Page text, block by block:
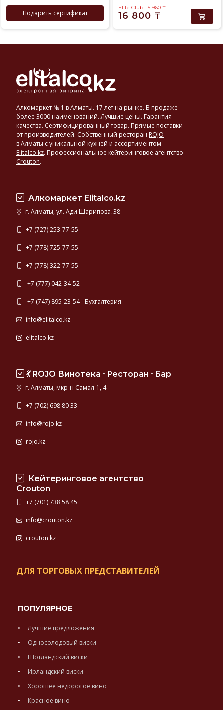
Подарить сертификат
Elite Club: 15 960 ₸
16 800 ₸
Алкомаркет № 1 в Алматы. 17 лет на рынке. В продаже
более 3000 наименований. Лучшие цены. Гарантия
качества. Сертифицированный товар. Прямые поставки
от производителей. Собственный ресторан ROJO
в Алматы с уникальной кухней и ассортиментом
Elitalco.kz. Профессиональное кейтеринговое агентство
Crouton.
Алкомаркет Elitalco.kz
г. Алматы, ул. Ади Шарипова, 38
+7 (727) 253-77-55
+7 (778) 725-77-55
+7 (778) 322-77-55
+7 (777) 042-34-52
+7 (747) 895-23-54 - Бухгалтерия
info@elitalco.kz
elitalco.kz
💃 ROJO Винотека ⸱ Ресторан ⸱ Бар
г. Алматы, мкр-н Самал-1, 4
+7 (702) 698 80 33
info@rojo.kz
rojo.kz
Кейтеринговое агентство
Crouton
+7 (701) 738 58 45
info@crouton.kz
crouton.kz
ДЛЯ ТОРГОВЫХ ПРЕДСТАВИТЕЛЕЙ
ПОПУЛЯРНОЕ
Лучшие предложения
Односолодовый виски
Шотландский виски
Ирландский виски
Хорошее недорогое вино
Красное вино